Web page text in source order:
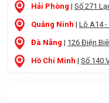
Hải Phòng | Số 271
Quảng Ninh | Lô A14 -
Đà Nẵng | 126 Điện
Hồ Chí Minh | Số 140